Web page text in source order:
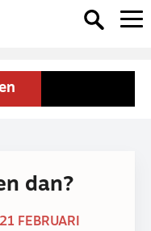
dan?
FEBRUARI